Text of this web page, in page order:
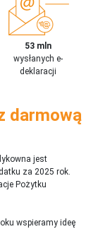
53 mln
wysłanych e-
deklaracji
darmową
jest
za 2025 rok.
Pożytku
wspieramy ideę